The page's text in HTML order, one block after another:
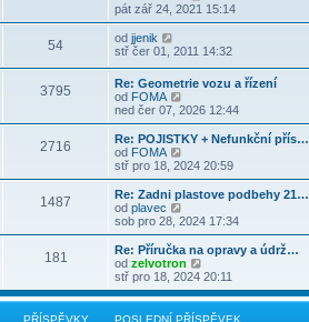
ě
v
k
ř
í
p
e
k
d
n
p
ř
í
s
p
ě
v
e
k
z
p
o
s
l
e
d
n
í
p
ř
í
s
p
ě
v
e
k
o
b
a
i
t
o
s
l
d
n
í
ř
í
s
ě
v
e
k
pát zář 24, 2021 15:14
54 od jjenik
o
a
z
i
t
p
o
s
l
e
d
n
í
p
ř
í
s
p
ě
stř čer 01, 2011 14:32
3795
Re: Geometrie vozu a řízení
od FOMA
o
b
r
z
t
p
o
s
e
d
n
í
ned čer 07, 2026 12:44
2716
Re: POJISTKY + Nefunkční přís…
od FOMA
o
b
r
z
p
o
s
l
e
stř pro 18, 2024 20:59
1487
Re: Zadni plastove podbehy 21…
od plavec
o
b
r
a
z
t
p
sob pro 28, 2024 17:34
181
Re: Příručka na opravy a údrž…
od zelvotron
o
b
r
a
stř pro 18, 2024 20:11
PŘÍSPĚVKY POSLEDNÍ PŘÍSPĚVEK